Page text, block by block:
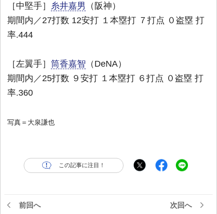
［中堅手］ 糸井嘉男 （阪神）
期間内／27打数 12安打 １本塁打 ７打点 ０盗塁 打
率.444
［左翼手］ 筒香嘉智 （DeNA）
期間内／25打数 ９安打 １本塁打 ６打点 ０盗塁 打
率.360
写真＝大泉謙也
この記事に注目！
前回へ 次回へ